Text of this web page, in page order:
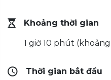
Khoảng thời gian
1 giờ 10 phút
Thời gian bắt đầu